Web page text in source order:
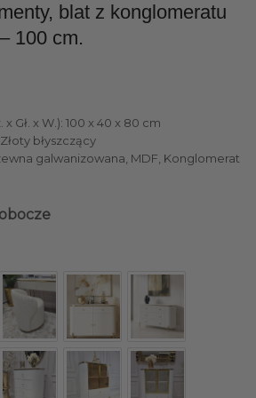
blat z konglomeratu
100 cm.
Gł. x W.): 100 x 40 x 80 cm
błyszczący
galwanizowana, MDF, Konglomerat